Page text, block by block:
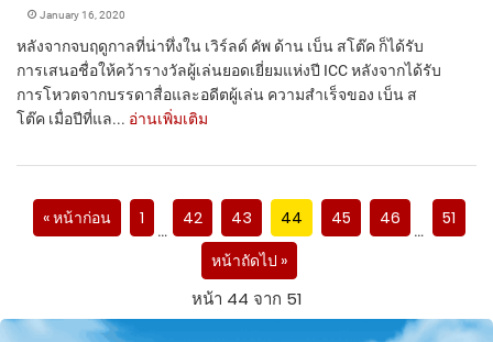
January 16, 2020
หลังจากจบฤดูกาลที่น่าทึ่งใน เวิร์ลด์ คัพ ด้าน เบ็น สโต๊ค ก็ได้รับ
การเสนอชื่อให้คว้ารางวัลผู้เล่นยอดเยี่ยมแห่งปี ICC หลังจากได้รับ
การโหวตจากบรรดาสื่อและอดีตผู้เล่น ความสำเร็จของ เบ็น ส
โต๊ค เมื่อปีที่แล... อ่านเพิ่มเติม
« หน้าก่อน 1
…
42 43 44 45 46
…
51
หน้าถัดไป »
หน้า 44 จาก 51